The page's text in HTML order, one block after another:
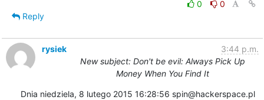
0
0
Reply
rysiek
3:44 p.m.
New subject: Don't be evil: Always Pick Up
Money When You Find It
Dnia niedziela, 8 lutego 2015 16:28:56 spin@hackerspace.pl